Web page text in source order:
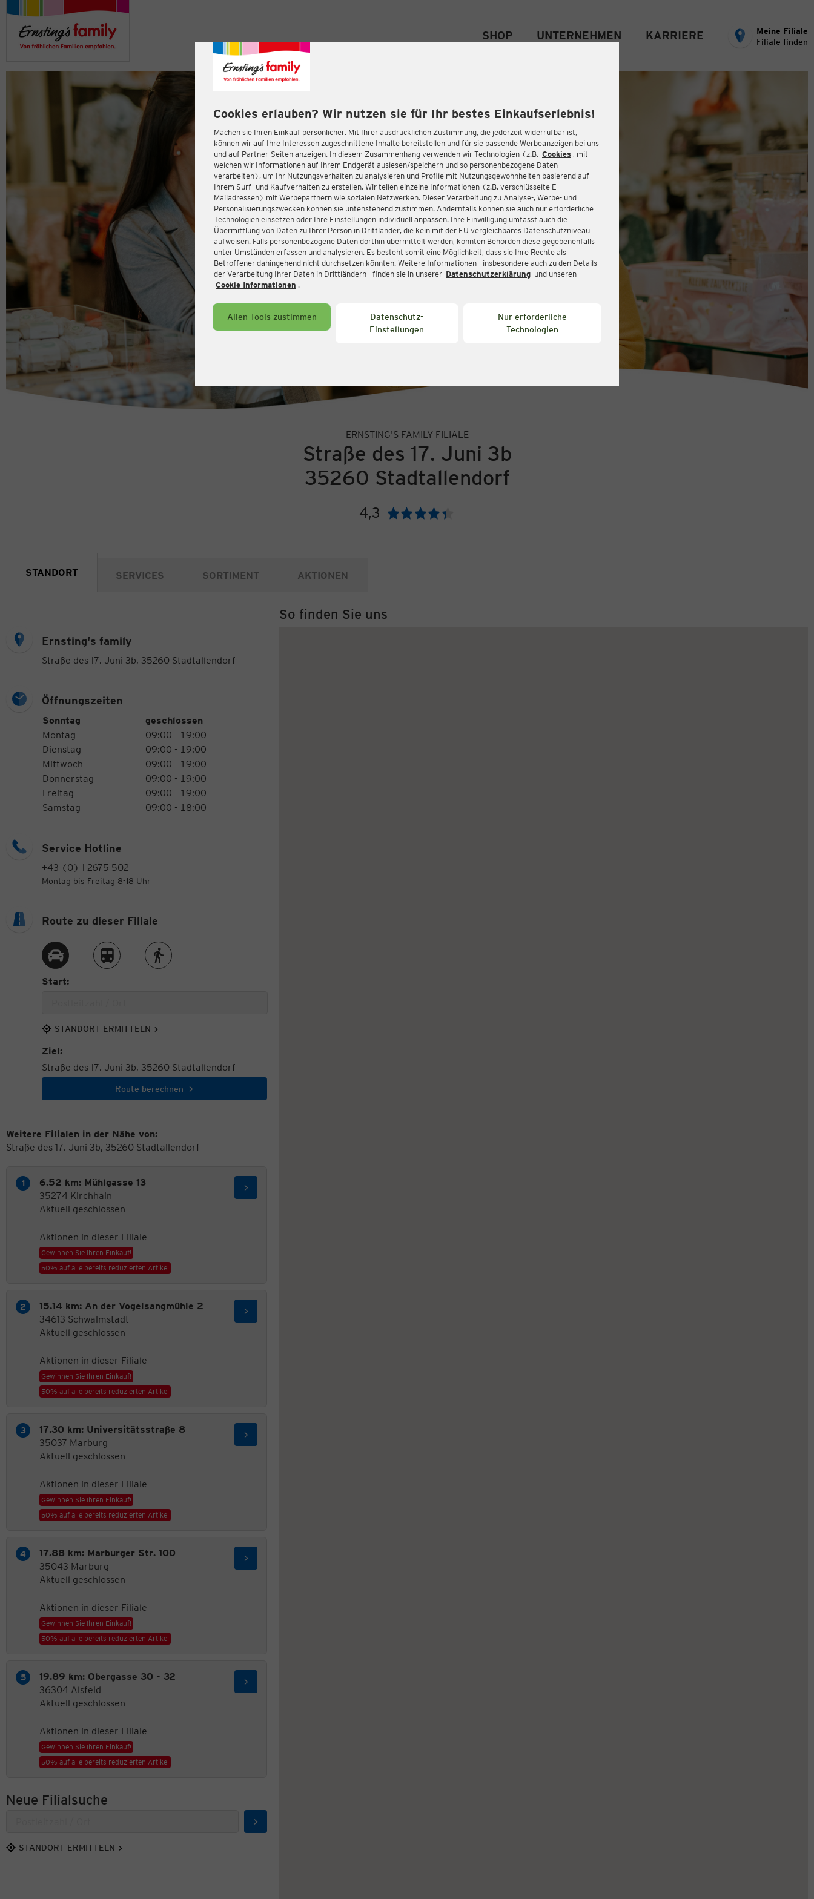
Cookies erlauben? Wir nutzen sie für Ihr bestes Einkaufserlebnis!
Machen sie Ihren Einkauf persönlicher. Mit Ihrer ausdrücklichen Zustimmung, die jederzeit widerrufbar ist,
können wir auf Ihre Interessen zugeschnittene Inhalte bereitstellen und für sie passende Werbeanzeigen bei uns
und auf Partner-Seiten anzeigen. In diesem Zusammenhang verwenden wir Technologien (z.B. Cookies , mit
welchen wir Informationen auf Ihrem Endgerät auslesen/speichern und so personenbezogene Daten
verarbeiten), um Ihr Nutzungsverhalten zu analysieren und Profile mit Nutzungsgewohnheiten basierend auf
Ihrem Surf- und Kaufverhalten zu erstellen. Wir teilen einzelne Informationen (z.B. verschlüsselte E-
Mailadressen) mit Werbepartnern wie sozialen Netzwerken. Dieser Verarbeitung zu Analyse-, Werbe- und
Personalisierungszwecken können sie untenstehend zustimmen. Andernfalls können sie auch nur erforderliche
Technologien einsetzen oder Ihre Einstellungen individuell anpassen. Ihre Einwilligung umfasst auch die
Übermittlung von Daten zu Ihrer Person in Drittländer, die kein mit der EU vergleichbares Datenschutzniveau
aufweisen. Falls personenbezogene Daten dorthin übermittelt werden, könnten Behörden diese gegebenenfalls
unter Umständen erfassen und analysieren. Es besteht somit eine Möglichkeit, dass sie Ihre Rechte als
Betroffener dahingehend nicht durchsetzen könnten. Weitere Informationen - insbesondere auch zu den Details
der Verarbeitung Ihrer Daten in Drittländern - finden sie in unserer Datenschutzerklärung und unseren
Cookie Informationen .
Allen Tools zustimmen
Datenschutz-
Einstellungen
Nur erforderliche
Technologien
SHOP UNTERNEHMEN KARRIERE
Meine Filiale
Filiale finden
ERNSTING'S FAMILY FILIALE
Straße des 17. Juni 3b
35260 Stadtallendorf
4,3 Bewertung:
STANDORT SERVICES SORTIMENT AKTIONEN
Ernsting's family
Straße des 17. Juni 3b, 35260 Stadtallendorf
Öffnungszeiten
Öffnungszeiten
Wochentag
Sonntag
geschlossen
Montag
09:00 - 19:00
Dienstag
09:00 - 19:00
Mittwoch
09:00 - 19:00
Donnerstag
09:00 - 19:00
Freitag
09:00 - 19:00
Samstag
09:00 - 18:00
Service Hotline
+43 (0) 1 2675 502
Montag bis Freitag 8-18 Uhr
So finden Sie uns
Route zu dieser Filiale
Route per AutoRoute per ZugRoute zu Fuß
Start:
STANDORT ERMITTELN
Ziel:
Straße des 17. Juni 3b, 35260 Stadtallendorf
Route berechnen
Weitere Filialen in der Nähe von:
Straße des 17. Juni 3b, 35260 Stadtallendorf
6.52 km: Mühlgasse 13
35274 Kirchhain
Aktuell geschlossen
Aktionen in dieser Filiale
Gewinnen Sie Ihren Einkauf!
50% auf alle bereits reduzierten Artikel
15.14 km: An der Vogelsangmühle 2
34613 Schwalmstadt
Aktuell geschlossen
Aktionen in dieser Filiale
Gewinnen Sie Ihren Einkauf!
50% auf alle bereits reduzierten Artikel
17.30 km: Universitätsstraße 8
35037 Marburg
Aktuell geschlossen
Aktionen in dieser Filiale
Gewinnen Sie Ihren Einkauf!
50% auf alle bereits reduzierten Artikel
17.88 km: Marburger Str. 100
35043 Marburg
Aktuell geschlossen
Aktionen in dieser Filiale
Gewinnen Sie Ihren Einkauf!
50% auf alle bereits reduzierten Artikel
19.89 km: Obergasse 30 - 32
36304 Alsfeld
Aktuell geschlossen
Aktionen in dieser Filiale
Gewinnen Sie Ihren Einkauf!
50% auf alle bereits reduzierten Artikel
Neue Filialsuche
Suchen
STANDORT ERMITTELN